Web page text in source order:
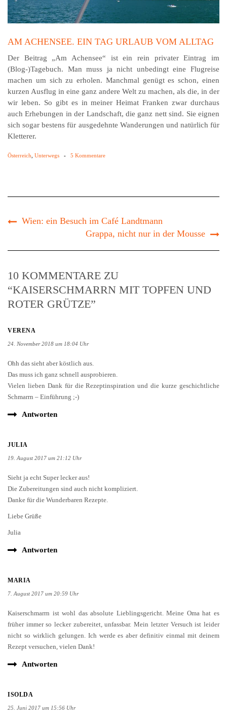
AM ACHENSEE. EIN TAG URLAUB VOM ALLTAG
Der Beitrag „Am Achensee“ ist ein rein privater Eintrag im
(Blog-)Tagebuch. Man muss ja nicht unbedingt eine Flugreise
machen um sich zu erholen. Manchmal genügt es schon, einen
kurzen Ausflug in eine ganz andere Welt zu machen, als die, in der
wir leben. So gibt es in meiner Heimat Franken zwar durchaus
auch Erhebungen in der Landschaft, die ganz nett sind. Sie eignen
sich sogar bestens für ausgedehnte Wanderungen und natürlich für
Kletterer.
Österreich Unterwegs - 5 Kommentare
Wien: ein Besuch im Café Landtmann
Grappa, nicht nur in der Mousse
10 KOMMENTARE ZU
“KAISERSCHMARRN MIT TOPFEN UND
ROTER GRÜTZE”
VERENA
24. November 2018 um 18:04 Uhr
Ohh das sieht aber köstlich aus.
Das muss ich ganz schnell ausprobieren.
Vielen lieben Dank für die Rezeptinspiration und die kurze geschichtliche
Schmarrn – Einführung ;-)
Antworten
JULIA
19. August 2017 um 21:12 Uhr
Sieht ja echt Super lecker aus!
Die Zubereitungen sind auch nicht kompliziert.
Danke für die Wunderbaren Rezepte.
Liebe Grüße
Julia
Antworten
MARIA
7. August 2017 um 20:59 Uhr
Kaiserschmarrn ist wohl das absolute Lieblingsgericht. Meine Oma hat es
früher immer so lecker zubereitet, unfassbar. Mein letzter Versuch ist leider
nicht so wirklich gelungen. Ich werde es aber definitiv einmal mit deinem
Rezept versuchen, vielen Dank!
Antworten
ISOLDA
25. Juni 2017 um 15:56 Uhr